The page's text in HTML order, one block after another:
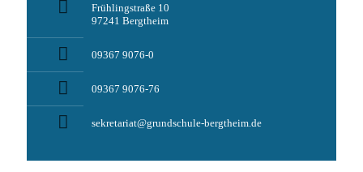
Frühlingstraße 10
97241 Bergtheim
09367 9076-0
09367 9076-76
sekretariat@grundschule-bergtheim.de